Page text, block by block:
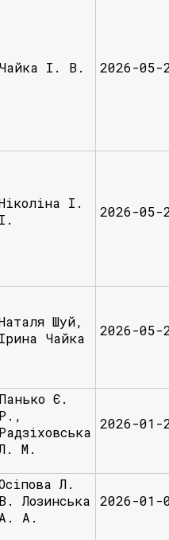
Чайка І. В. 2026-05-
І.
І.
2026-05-
Шуй,
Ірина Чайка
2026-05-
Панько Є.
Р.,
Радзіховська
М.
2026-01-
Л.
В. Лозинська
А. А.
2026-01-